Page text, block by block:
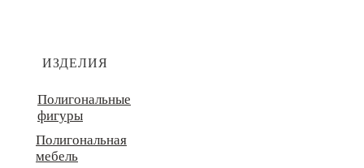
ИЗДЕЛИЯ
Полигональные
фигуры
Полигональная
мебель